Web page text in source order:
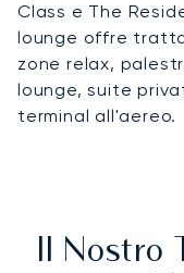
Class e The
lounge offre
zone relax,
lounge, suite
terminal all'aereo.
Il Nostro